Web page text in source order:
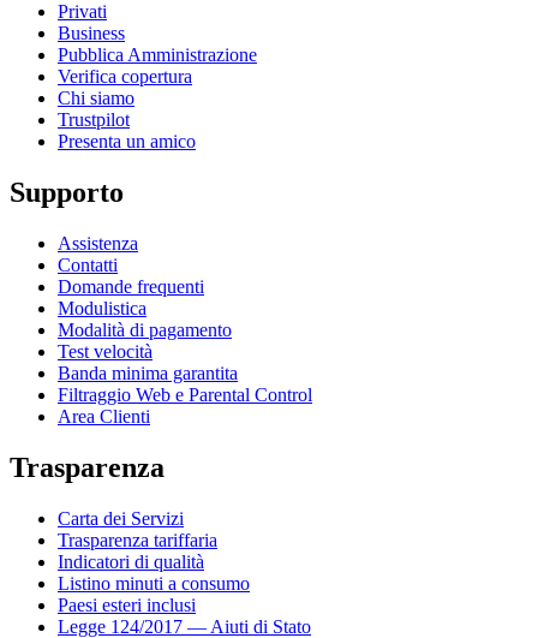
Privati
Business
Pubblica Amministrazione
Verifica copertura
Chi siamo
Trustpilot
Presenta un amico
Supporto
Assistenza
Contatti
Domande frequenti
Modulistica
Modalità di pagamento
Test velocità
Banda minima garantita
Filtraggio Web e Parental Control
Area Clienti
Trasparenza
Carta dei Servizi
Trasparenza tariffaria
Indicatori di qualità
Listino minuti a consumo
Paesi esteri inclusi
Legge 124/2017 — Aiuti di Stato